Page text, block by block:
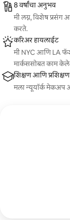
8 वर्षांचा अनुभव
मी लग्न, विशेष
करते.
करिअर हायलाईट
मी NYC आणि LA
मार्कससोबत काम
शिक्षण आणि प्रशिक्षण
मला न्यूयॉर्क मेकअप